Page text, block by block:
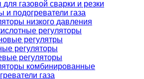
газовой сварки и резки
и подогреватели газа
низкого давления
регуляторы
регулятры
регуляторы
регуляторы
комбинированные
газа